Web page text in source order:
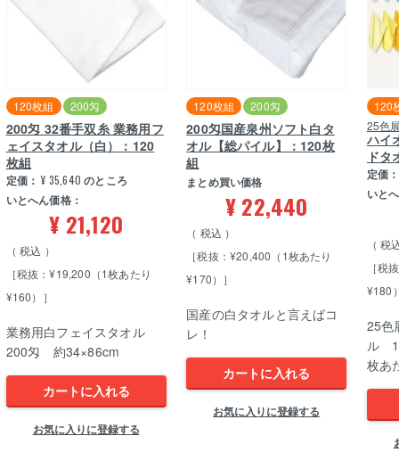
120枚組 200匁
200匁 32番手双糸 業務用フ
ェイスタオル（白）：120
枚組
定価： ¥ 35,640 のところ
いとへん価格：
¥ 21,120
税込
［税抜：¥19,200（1枚あたり
¥160）］
業務用白フェイスタオル
200匁 約34×86cm
カートに入れる
お気に入りに登録する
120枚組 200匁
200匁国産泉州ソフト白タ
オル【総パイル】：120枚
組
まとめ買い価格
¥22,440
税込
［税抜：¥20,400（1枚あたり
¥170）］
国産の白タオルと言えばコ
レ！
カートに入れる
お気に入りに登録する
120
25色
ハイ
ド
定価：
いと
税
［税
¥180
25色
ル
枚あ